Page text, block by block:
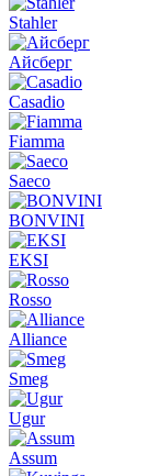
Stahler
Айсберг
Casadio
Fiamma
Saeco
BONVINI
EKSI
Rosso
Alliance
Smeg
Ugur
Assum